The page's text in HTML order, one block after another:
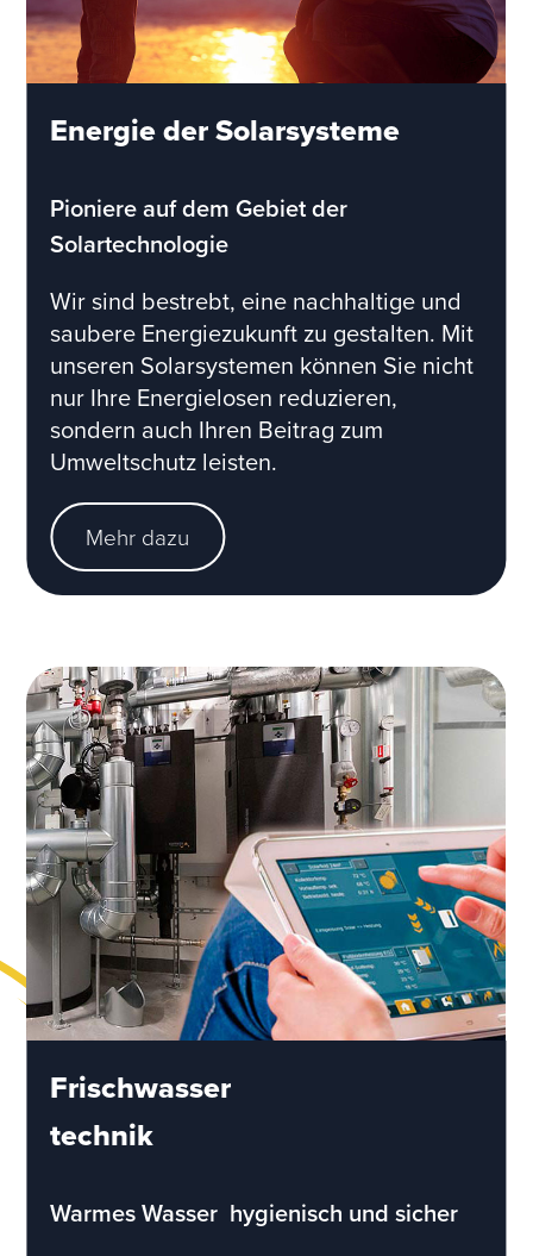
Energie der Solarsysteme
Pioniere auf dem Gebiet der
Solartechnologie
Wir sind bestrebt, eine nachhaltige und
saubere Energiezukunft zu gestalten. Mit
unseren Solarsystemen können Sie nicht
nur Ihre Energielosen reduzieren,
sondern auch Ihren Beitrag zum
Umweltschutz leisten.
Mehr dazu
Frischwasser
technik
Warmes Wasser  hygienisch und sicher